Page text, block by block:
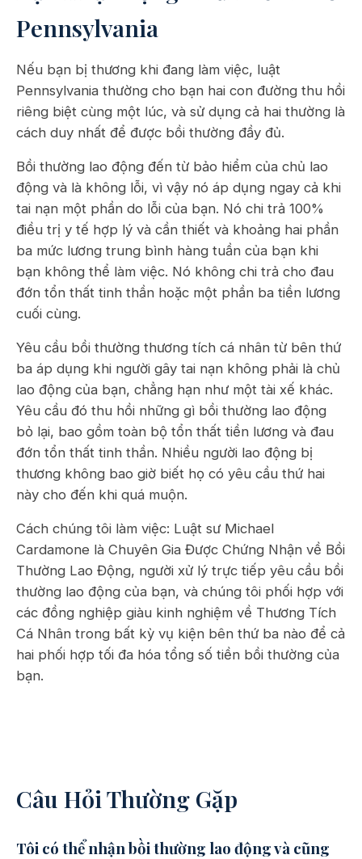
Pennsylvania
Nếu bạn bị thương khi đang làm việc, luật
Pennsylvania thường cho bạn hai con đường thu hồi
riêng biệt cùng một lúc, và sử dụng cả hai thường là
cách duy nhất để được bồi thường đầy đủ.
Bồi thường lao động đến từ bảo hiểm của chủ lao
động và là không lỗi, vì vậy nó áp dụng ngay cả khi
tai nạn một phần do lỗi của bạn. Nó chi trả 100%
điều trị y tế hợp lý và cần thiết và khoảng hai phần
ba mức lương trung bình hàng tuần của bạn khi
bạn không thể làm việc. Nó không chi trả cho đau
đớn tổn thất tinh thần hoặc một phần ba tiền lương
cuối cùng.
Yêu cầu bồi thường thương tích cá nhân từ bên thứ
ba áp dụng khi người gây tai nạn không phải là chủ
lao động của bạn, chẳng hạn như một tài xế khác.
Yêu cầu đó thu hồi những gì bồi thường lao động
bỏ lại, bao gồm toàn bộ tổn thất tiền lương và đau
đớn tổn thất tinh thần. Nhiều người lao động bị
thương không bao giờ biết họ có yêu cầu thứ hai
này cho đến khi quá muộn.
Cách chúng tôi làm việc: Luật sư Michael
Cardamone là Chuyên Gia Được Chứng Nhận về Bồi
Thường Lao Động, người xử lý trực tiếp yêu cầu bồi
thường lao động của bạn, và chúng tôi phối hợp với
các đồng nghiệp giàu kinh nghiệm về Thương Tích
Cá Nhân trong bất kỳ vụ kiện bên thứ ba nào để cả
hai phối hợp tối đa hóa tổng số tiền bồi thường của
bạn.
Câu Hỏi Thường Gặp
Tôi có thể nhận bồi thường lao động và cũng